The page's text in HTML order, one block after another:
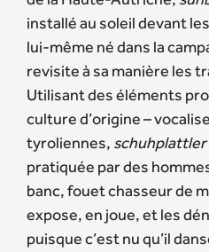
installé au soleil devant
lui-même né dans la
revisite à sa manière les
Utilisant des éléments
culture d’origine –
tyroliennes, schuhplattler
pratiquée par des
banc, fouet chasseur de
expose, en joue, et les
puisque c’est nu qu’il